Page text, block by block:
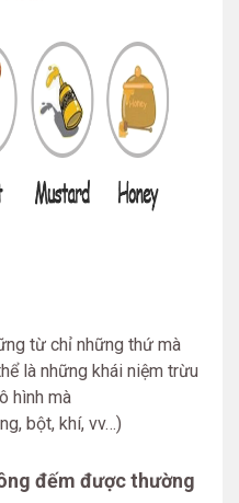
từ chỉ những thứ mà
là những khái niệm trừu
hình mà
bột, khí, vv…)
đếm được thường